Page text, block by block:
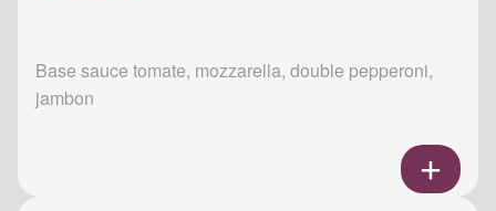
Base sauce tomate, mozzarella, double pepperoni,
jambon